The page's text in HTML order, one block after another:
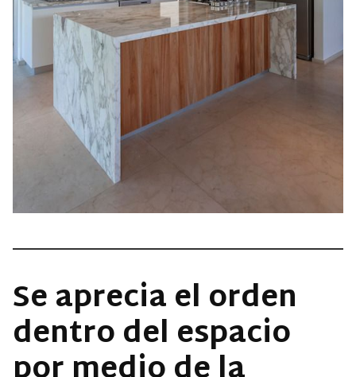
Se aprecia el orden
dentro del espacio